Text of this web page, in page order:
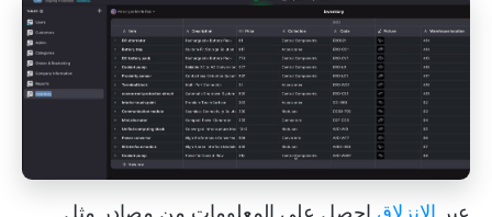
عبر الانزلاق احصل على المعلومات من مصادر مثل